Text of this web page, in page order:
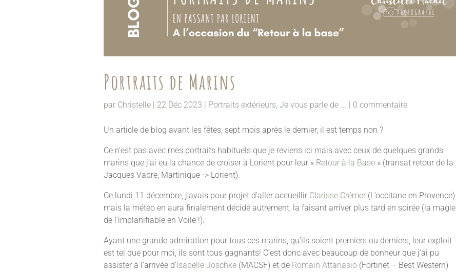
Portraits de Marins
par Christelle| 22 Déc 2023 Portraits extérieurs, Je vous parle de ... 0 commentaire
Un article de blog avant les fêtes, sept mois après le dernier, il est temps non ?
Ce n’est pas avec mes portraits habituels que je reviens ici mais avec ceux de quelques grands
marins que j’ai eu la chance de croiser à Lorient pour leur « Retour à la Base» (transat retour de la
Jacques Vabre, Martinique -> Lorient).
Ce lundi 11 décembre, j’avais pour projet d’aller accueillir Clarisse Crémer(L’occitane en Provence)
mais la météo en aura finalement décidé autrement, la faisant arriver plus tard en soirée (la magie
de l’implanifiable en Voile !).
Ayant une grande admiration pour tous ces marins, qu’ils soient premiers ou derniers, leur exploit
est tel que pour moi, ils sont tous gagnants! C’est donc avec beaucoup de bonheur que j’ai pu
assister à l’arrivée d’ Isabelle Joschke(MACSF) et de Romain Attanasio(Fortinet – Best Western)